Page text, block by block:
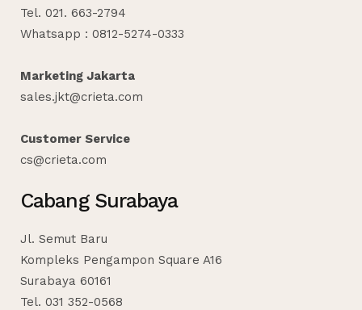
Tel. 021. 663-2794
Whatsapp : 0812-5274-0333
Marketing Jakarta
sales.jkt@crieta.com
Customer Service
cs@crieta.com
Cabang Surabaya
Jl. Semut Baru
Kompleks Pengampon Square A16
Surabaya 60161
Tel. 031 352-0568